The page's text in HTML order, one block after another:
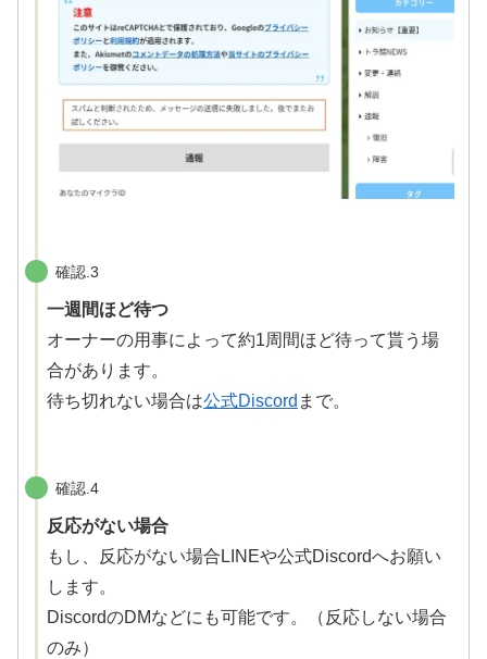
確認.3
一週間ほど待つ
オーナーの用事によって約1周間ほど待って貰う場
合があります。
待ち切れない場合は公式Discord まで。
確認.4
反応がない場合
もし、反応がない場合LINEや公式Discordへお願い
します。
DiscordのDMなどにも可能です。（反応しない場合
のみ）